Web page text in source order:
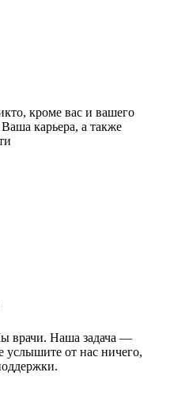
кроме вас и вашего
карьера, а также
врачи. Наша задача —
услышите от нас ничего,